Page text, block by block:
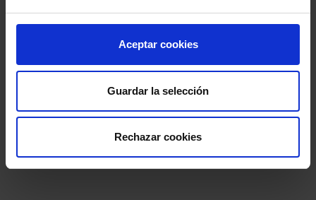
Aceptar cookies
Guardar la selección
Rechazar cookies